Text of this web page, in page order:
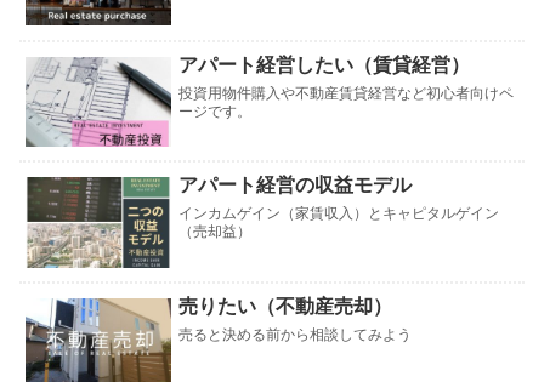
アパート経営したい（賃貸経営）
投資用物件購入や不動産賃貸経営など初心者向けペ
ージです。
アパート経営の収益モデル
インカムゲイン（家賃収入）とキャピタルゲイン
（売却益）
売りたい（不動産売却）
売ると決める前から相談してみよう